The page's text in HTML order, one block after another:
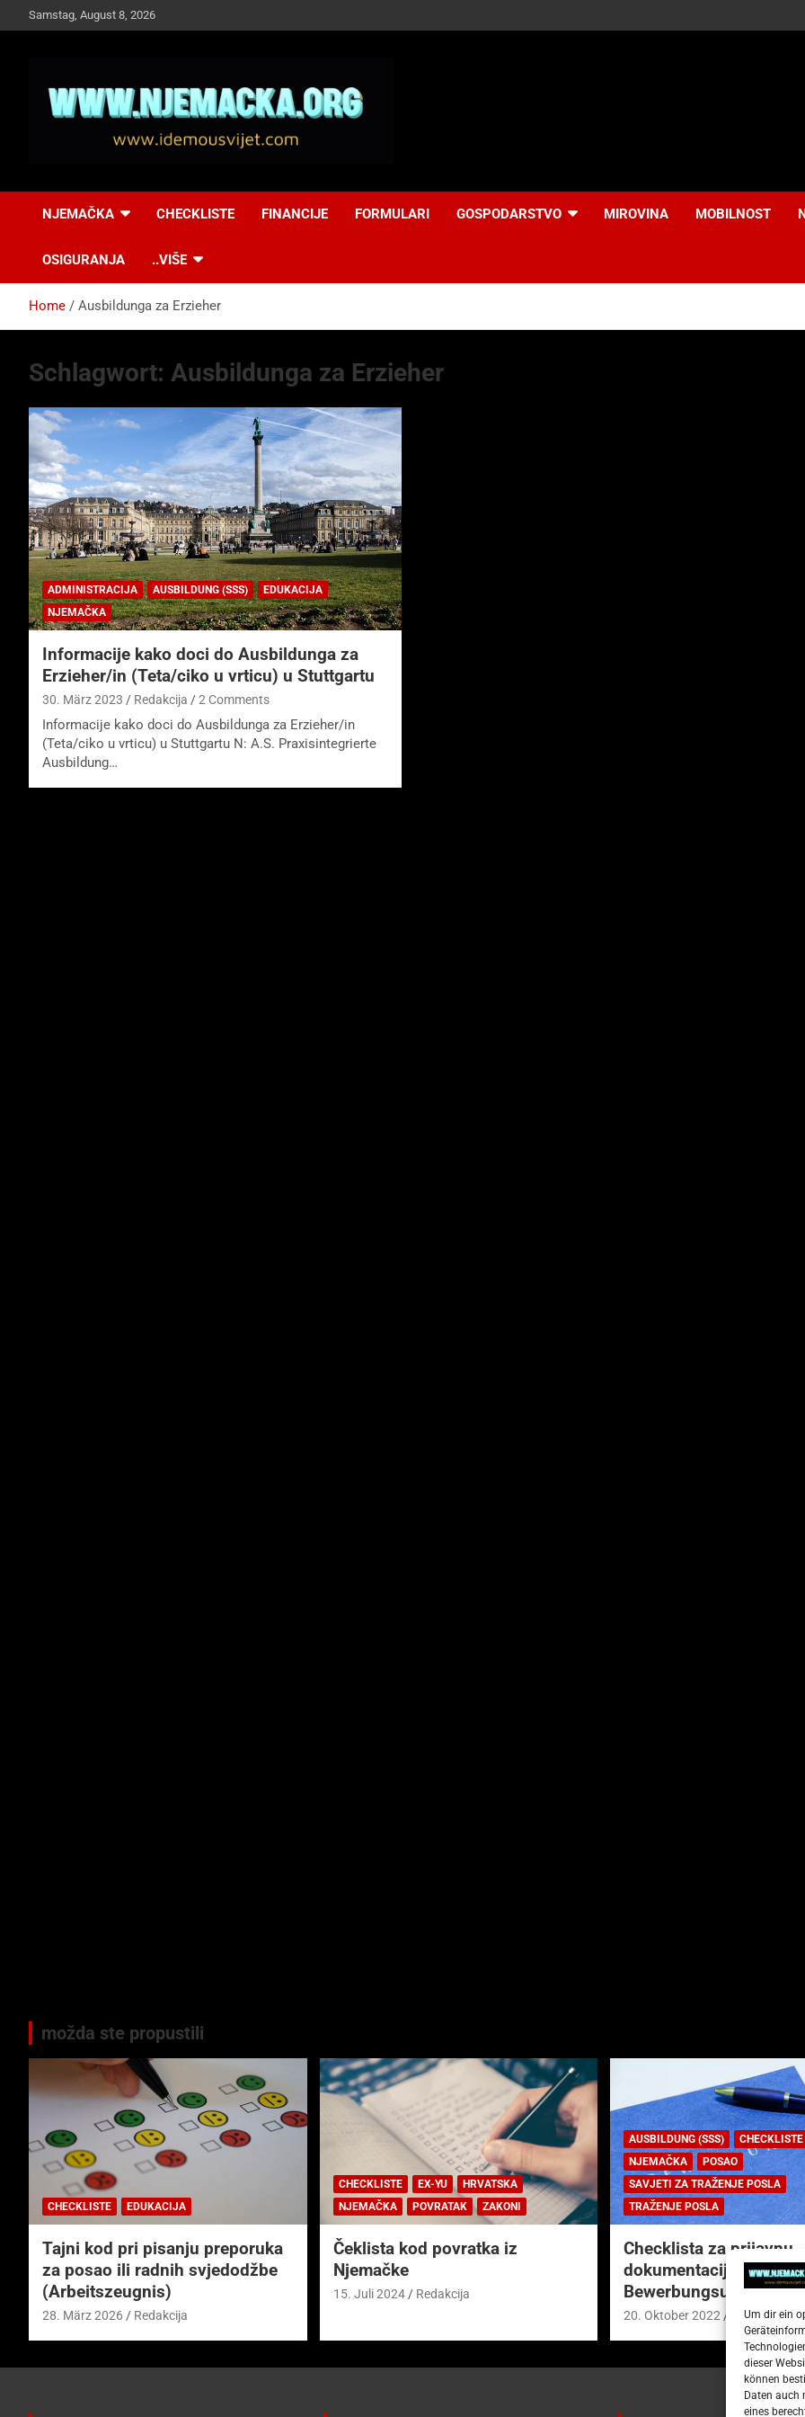
Um dir ein
dieser
können
Daten auch
eines
to
Samstag, August 8, 2026
Idemo u Svijet-
NJEMAČKA CHECKLISTE FINANCIJE FORMULARI GOSPODARSTVO MIROVINA MOBILNOST
OSIGURANJA ..VIŠE
Home Ausbildunga za Erzieher
Schlagwort: Ausbildunga za Erzieher
ADMINISTRACIJA AUSBILDUNG (SSS)
EDUKACIJA
NJEMAČKA
Informacije kako doci do Ausbildunga za
Erzieher/in (Teta/ciko u vrticu) u Stuttgartu
30. März 2023 Redakcija 2 Comments
Informacije kako doci do Ausbildunga za Erzieher/in
(Teta/ciko u vrticu) u Stuttgartu N: A.S. Praxisintegrierte
Ausbildung…
možda ste propustili
CHECKLISTE EDUKACIJA
Tajni kod pri pisanju preporuka
za posao ili radnih svjedodžbe
(Arbeitszeugnis)
28. März 2026 Redakcija
CHECKLISTE EX-YU
HRVATSKA
NJEMAČKA
POVRATAK ZAKONI
Čeklista kod povratka iz
Njemačke
15. Juli 2024 Redakcija
AUSBILDUNG (SSS)
CHECKLISTE
NJEMAČKA
POSAO
SAVJETI ZA TRAŽENJE POSLA
TRAŽENJE POSLA
Checklista za prijavnu
dokumentaciju (njem.
20. Oktober 2022 Redakcija